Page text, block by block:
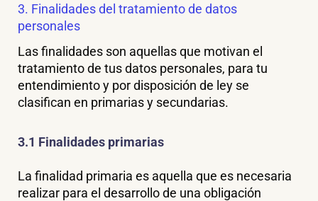
3. Finalidades del tratamiento de datos
personales
Las finalidades son aquellas que motivan el
tratamiento de tus datos personales, para tu
entendimiento y por disposición de ley se
clasifican en primarias y secundarias.
3.1 Finalidades primarias
La finalidad primaria es aquella que es necesaria
realizar para el desarrollo de una obligación